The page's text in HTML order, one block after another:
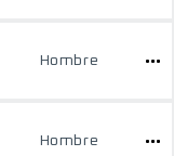
Hombre
Hombre